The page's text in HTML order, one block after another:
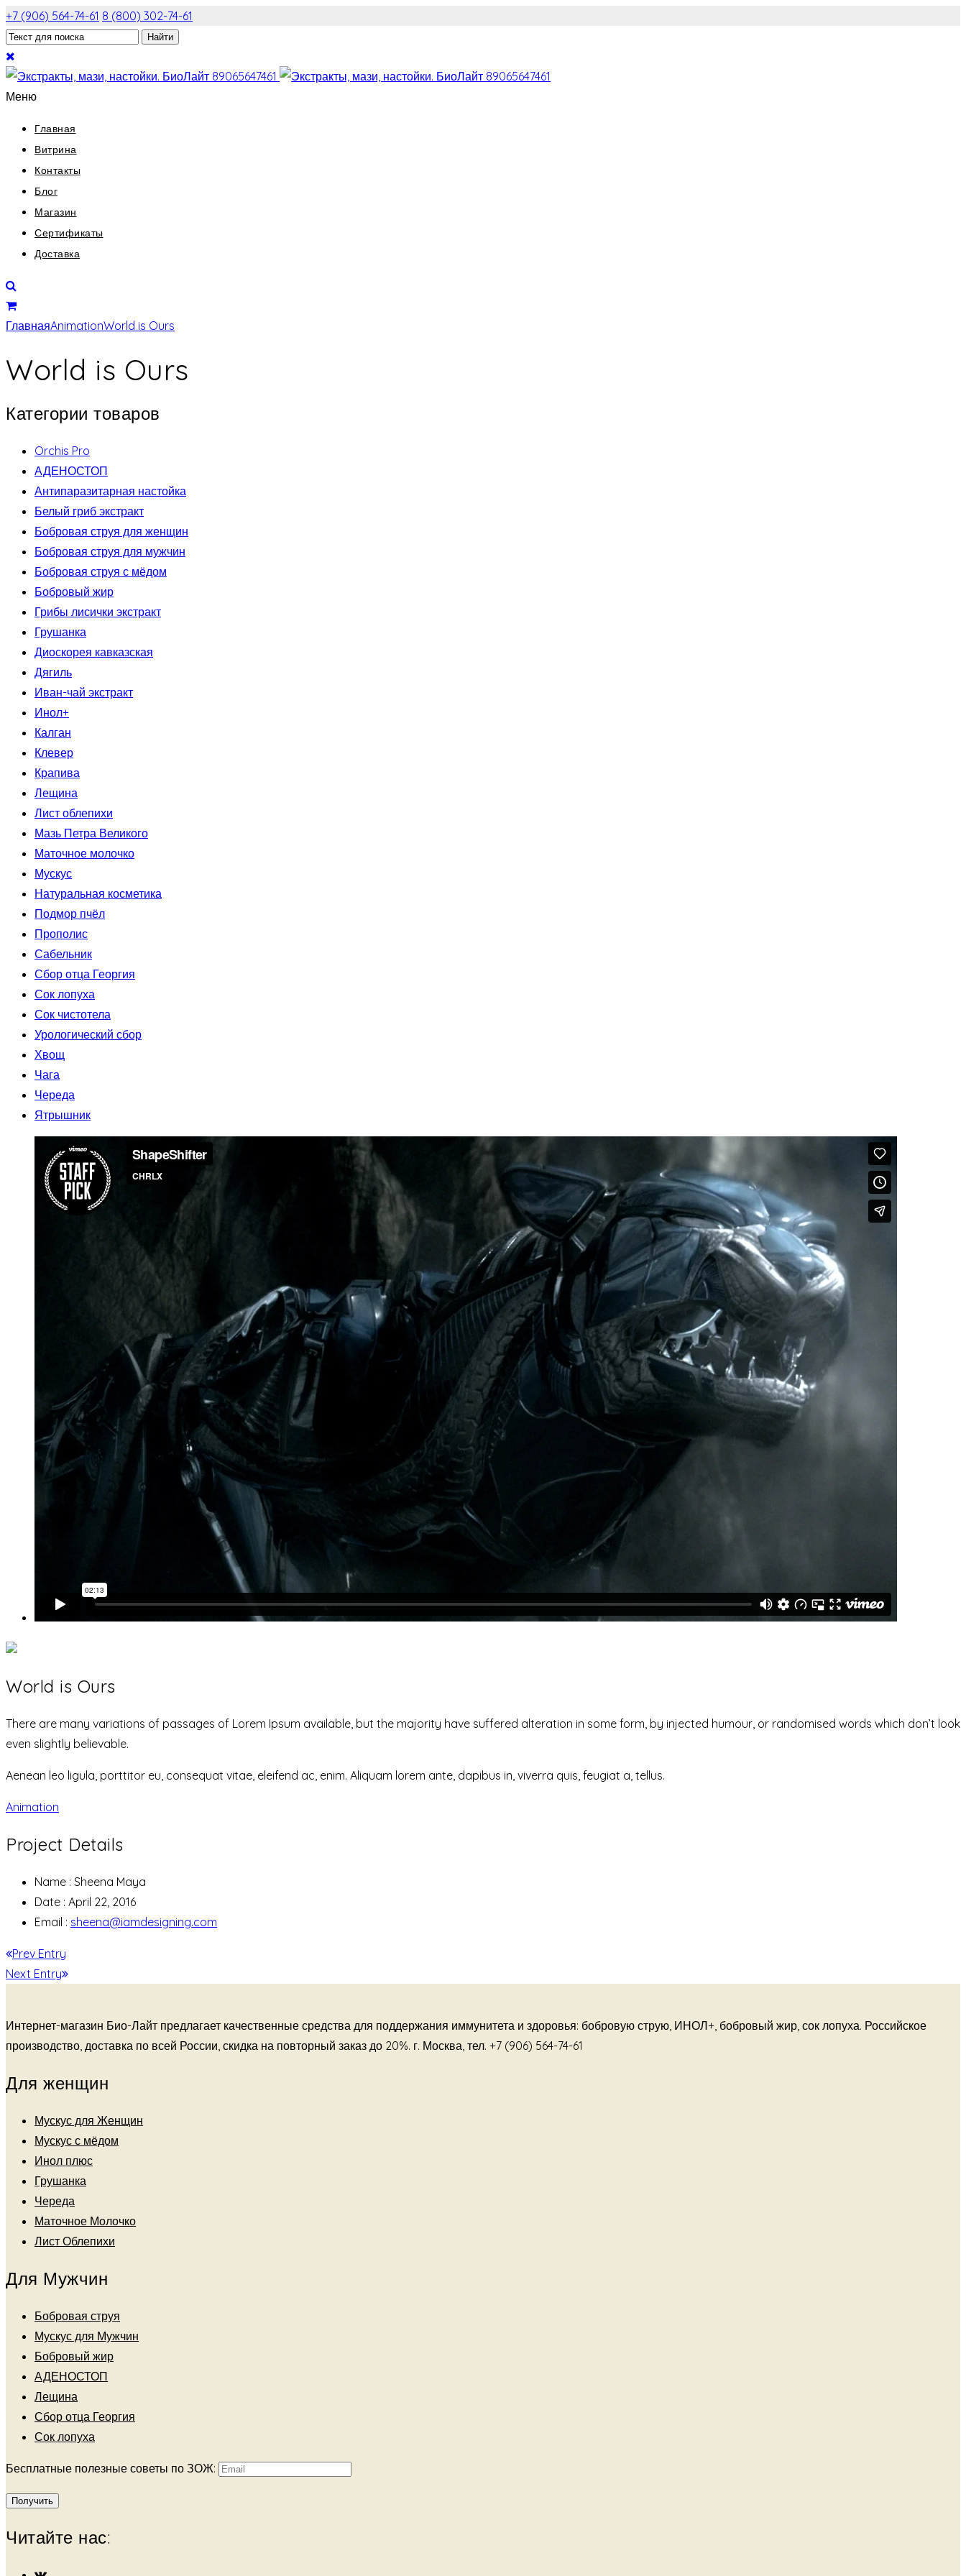
+7 (906) 564-74-61 8 (800) 302-74-61
Меню
Главная
Витрина
Контакты
Блог
Магазин
Сертификаты
Доставка
ГлавнаяAnimationWorld is Ours
World is Ours
Категории товаров
Orchis Pro
АДЕНОСТОП
Антипаразитарная настойка
Белый гриб экстракт
Бобровая струя для женщин
Бобровая струя для мужчин
Бобровая струя с мёдом
Бобровый жир
Грибы лисички экстракт
Грушанка
Диоскорея кавказская
Дягиль
Иван-чай экстракт
Инол+
Калган
Клевер
Крапива
Лещина
Лист облепихи
Мазь Петра Великого
Маточное молочко
Мускус
Натуральная косметика
Подмор пчёл
Прополис
Сабельник
Сбор отца Георгия
Сок лопуха
Сок чистотела
Урологический сбор
Хвощ
Чага
Череда
Ятрышник
World is Ours
There are many variations of passages of Lorem Ipsum available, but the majority have suffered alteration in some form, by injected humour, or randomised words which don’t look
even slightly believable.
Aenean leo ligula, porttitor eu, consequat vitae, eleifend ac, enim. Aliquam lorem ante, dapibus in, viverra quis, feugiat a, tellus.
Animation
Project Details
Name : Sheena Maya
Date : April 22, 2016
Email : sheena@iamdesigning.com
Prev Entry
Next Entry
Интернет-магазин Био-Лайт предлагает качественные средства для поддержания иммунитета и здоровья: бобровую струю, ИНОЛ+, бобровый жир, сок лопуха. Российское
производство, доставка по всей России, скидка на повторный заказ до 20%. г. Москва, тел. +7 (906) 564-74-61
Для женщин
Мускус для Женщин
Мускус с мёдом
Инол плюс
Грушанка
Череда
Маточное Молочко
Лист Облепихи
Для Мужчин
Бобровая струя
Мускус для Мужчин
Бобровый жир
АДЕНОСТОП
Лещина
Сбор отца Георгия
Сок лопуха
Бесплатные полезные советы по ЗОЖ:
Читайте нас: